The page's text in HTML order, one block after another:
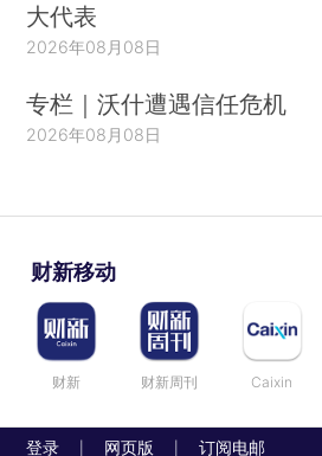
大代表
2026年08月08日
专栏｜沃什遭遇信任危机
2026年08月08日
财新移动
财新 财新周刊 Caixin
登录 网页版 订阅电邮